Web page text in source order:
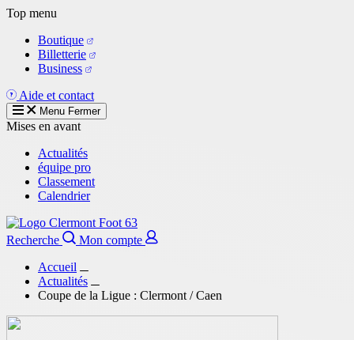
Aller
contenu
principal
Top menu
Boutique
Billetterie
Business
Aide et contact
Menu Fermer
Mises en avant
Actualités
équipe pro
Classement
Calendrier
Recherche
Mon compte
Accueil
Actualités
Coupe de la Ligue : Clermont / Caen